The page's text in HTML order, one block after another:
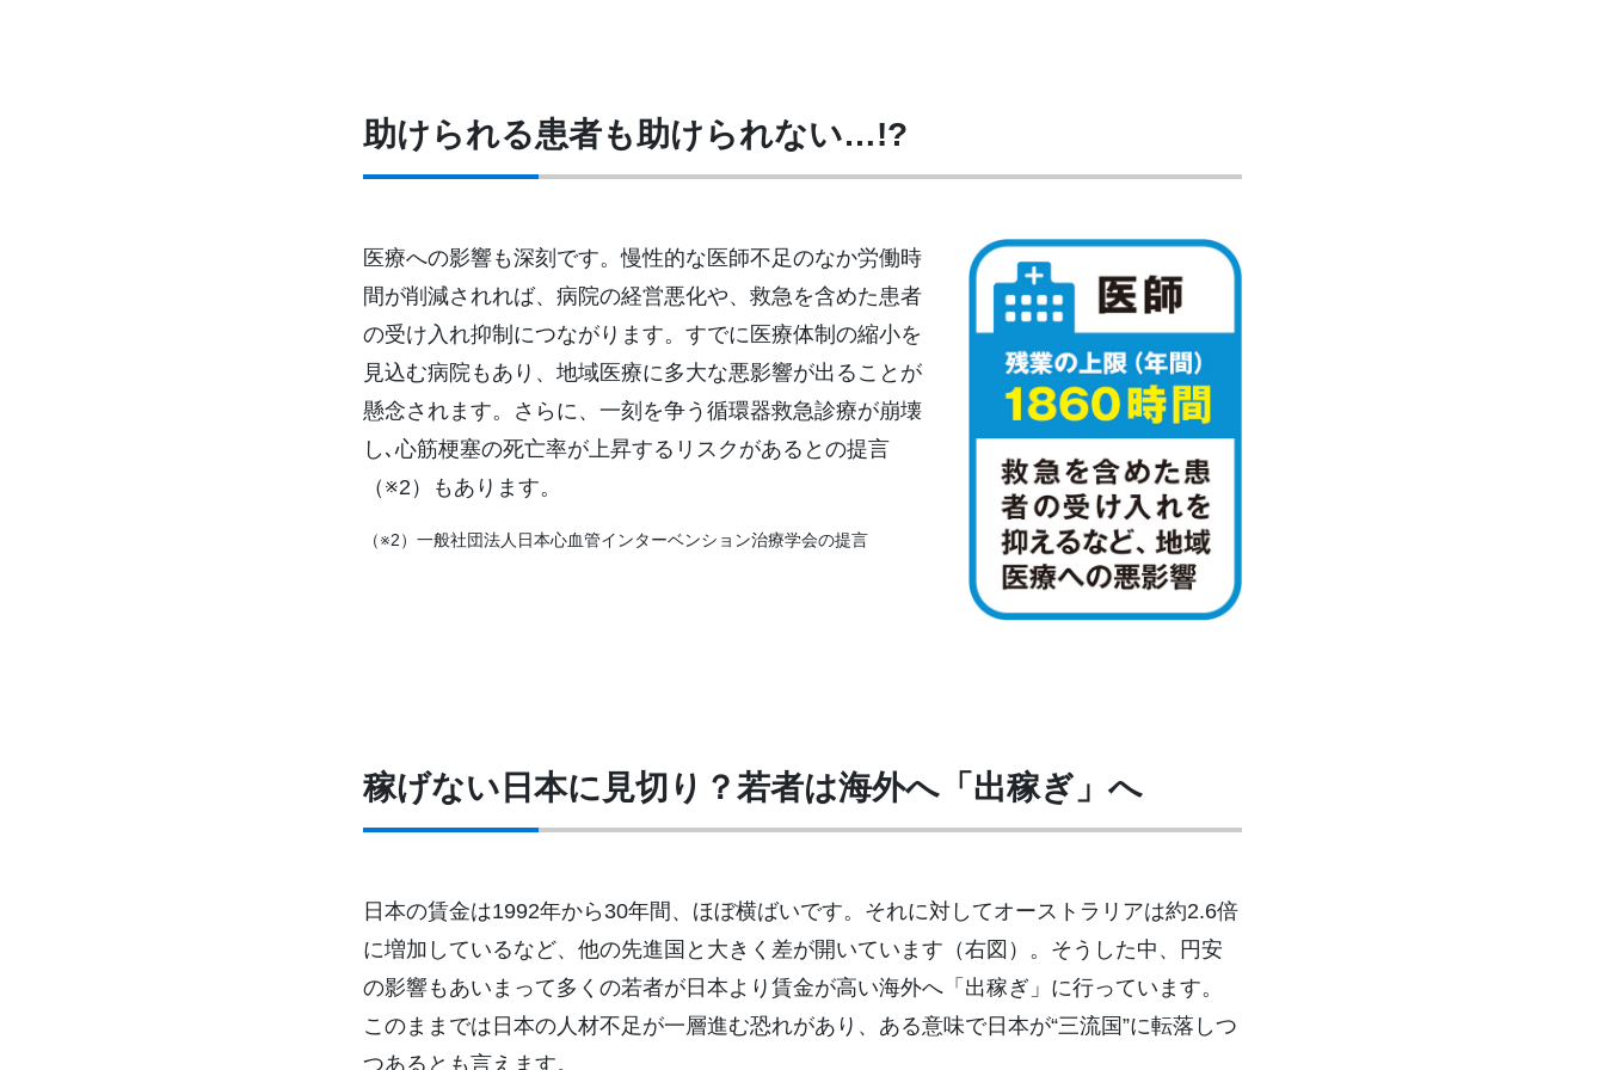
助けられる患者も助けられない…!?
医療への影響も深刻です。慢性的な医師不足のなか労働時
間が削減されれば、病院の経営悪化や、救急を含めた患者
の受け入れ抑制につながります。すでに医療体制の縮小を
見込む病院もあり、地域医療に多大な悪影響が出ることが
懸念されます。さらに、一刻を争う循環器救急診療が崩壊
し､心筋梗塞の死亡率が上昇するリスクがあるとの提言
（※2）もあります。
（※2）一般社団法人日本心血管インターベンション治療学会の提言
稼げない日本に見切り？若者は海外へ「出稼ぎ」へ
日本の賃金は1992年から30年間、ほぼ横ばいです。それに対してオーストラリアは約2.6倍
に増加しているなど、他の先進国と大きく差が開いています（右図）。そうした中、円安
の影響もあいまって多くの若者が日本より賃金が高い海外へ「出稼ぎ」に行っています。
このままでは日本の人材不足が一層進む恐れがあり、ある意味で日本が“三流国”に転落しつ
つあるとも言えます。